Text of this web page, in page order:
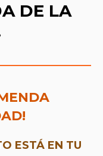
DE LA
ESTÁ EN TU